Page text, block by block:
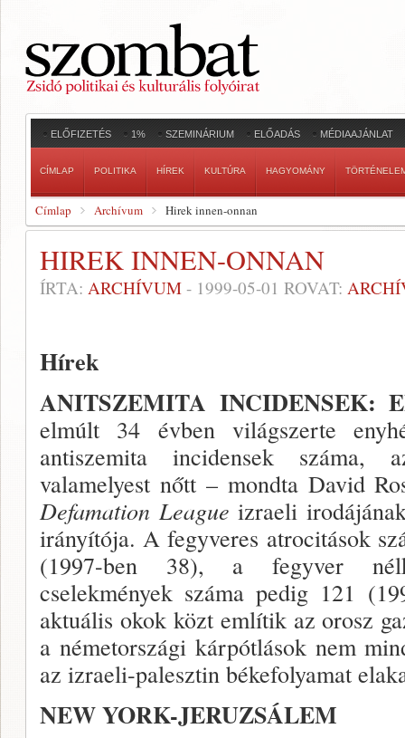
ELŐFIZETÉS 1% SZEMINÁRIUM ELŐADÁS MÉDIAAJÁNLAT
CÍMLAP POLITIKA HÍREK KULTÚRA HAGYOMÁNY
Címlap Archívum Hirek innen-onnan
HIREK INNEN-ONNAN
ÍRTA: ARCHÍVUM - 1999-05-01 ROVAT:
Hírek
ANITSZEMITA INCIDENSEK:
elmúlt 34 évben világszerte
antiszemita inci­densek
valamelyest nőtt – mondta David
Defamation League izraeli
irá­nyítója. A fegyveres atrocitások
(1997-ben 38), a fegyver
cselekmények száma pedig 121
aktuális okok közt említik az orosz
a németországi kár­pótlások nem
az izraeli-palesztin békefolyamat
NEW YORK-JERUZSÁLEM